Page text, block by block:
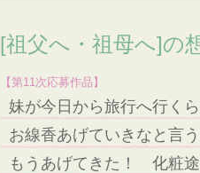
[祖父へ・祖母へ]
【第11次応募作品】
妹が今日から旅行へ行く
お線香あげていきなと言
もうあげてきた！ 化粧